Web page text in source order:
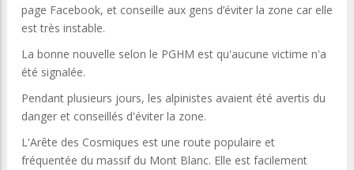
page Facebook, et conseille aux gens d’éviter la zone car elle
est très instable.
La bonne nouvelle selon le PGHM est qu'aucune victime n'a
été signalée.
Pendant plusieurs jours, les alpinistes avaient été avertis du
danger et conseillés d'éviter la zone.
L'Arête des Cosmiques est une route populaire et
fréquentée du massif du Mont Blanc. Elle est facilement